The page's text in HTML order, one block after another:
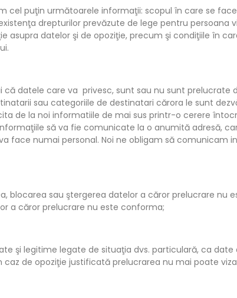
cel puţin următoarele informaţii: scopul în care se
drepturilor prevăzute de lege pentru persoana
datelor şi de opoziţie, precum şi condiţiile în
datele care va privesc, sunt sau nu sunt prelucrate
sau categoriile de destinatari cărora le sunt
de la noi informatiile de mai sus printr-o cerere
să va fie comunicate la o anumită adresă,
face numai personal. Noi ne obligam să comunicam
blocarea sau ştergerea datelor a căror prelucrare nu
a căror prelucrare nu este conforma;
şi legitime legate de situaţia dvs. particulară, ca date
de opoziţie justificată prelucrarea nu mai poate